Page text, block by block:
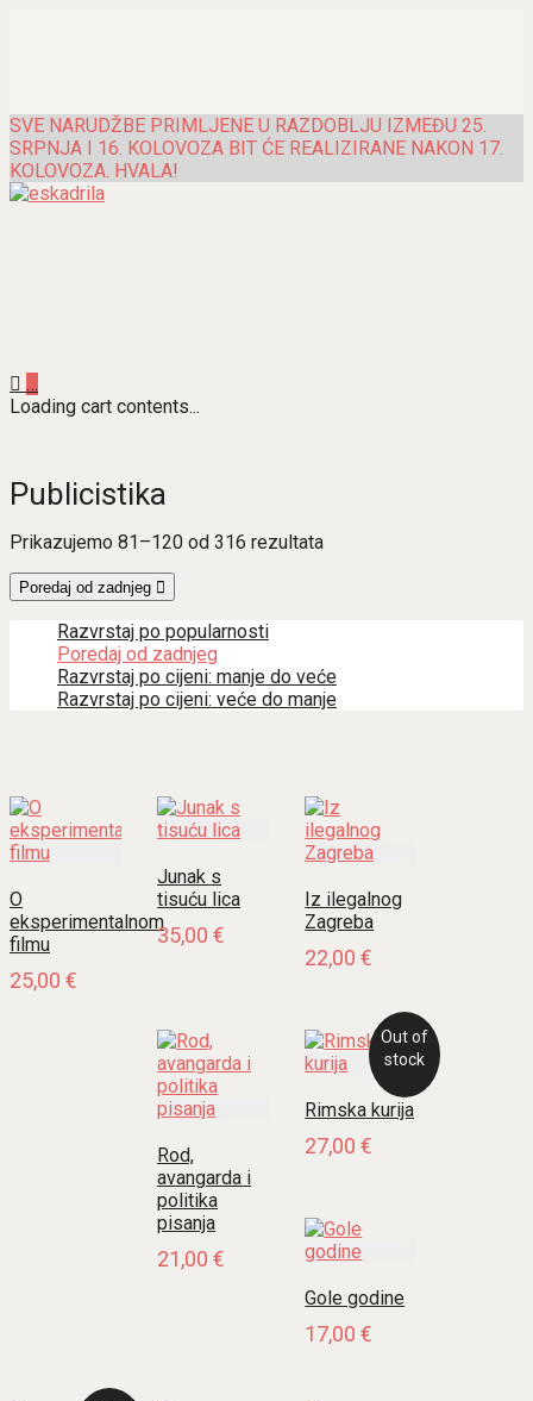
SVE NARUDŽBE PRIMLJENE U RAZDOBLJU IZMEĐU 25.
SRPNJA I 16. KOLOVOZA BIT ĆE REALIZIRANE NAKON 17.
KOLOVOZA. HVALA!
…
Loading cart contents...
Publicistika
Prikazujemo 81–120 od 316 rezultataPoredano
Poredaj od zadnjeg
Razvrstaj po popularnosti
Poredaj od zadnjeg
Razvrstaj po cijeni: manje do veće
Razvrstaj po cijeni: veće do manje
O
eksperimentalnom
filmu
25,00 €
Junak s
tisuću lica
35,00€
Iz ilegalnog
Zagreba
22,00€
Rod,
avangarda i
politika
pisanja
21,00€
Out of
stock
Rimska kurija
27,00€
Gole godine
17,00€